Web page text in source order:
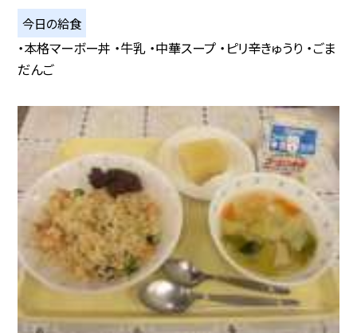
今日の給食
・本格マーボー丼 ・牛乳 ・中華スープ ・ピリ辛きゅうり ・ごま
だんご